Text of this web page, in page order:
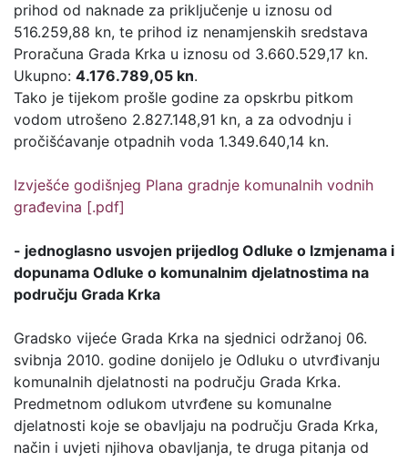
prihod od naknade za priključenje u iznosu od
516.259,88 kn, te prihod iz nenamjenskih sredstava
Proračuna Grada Krka u iznosu od 3.660.529,17 kn.
Ukupno: 4.176.789,05 kn.
Tako je tijekom prošle godine za opskrbu pitkom
vodom utrošeno 2.827.148,91 kn, a za odvodnju i
pročišćavanje otpadnih voda 1.349.640,14 kn.
Izvješće godišnjeg Plana gradnje komunalnih vodnih
građevina [.pdf]
- jednoglasno usvojen prijedlog Odluke o Izmjenama i
dopunama Odluke o komunalnim djelatnostima na
području Grada Krka
Gradsko vijeće Grada Krka na sjednici održanoj 06.
svibnja 2010. godine donijelo je Odluku o utvrđivanju
komunalnih djelatnosti na području Grada Krka.
Predmetnom odlukom utvrđene su komunalne
djelatnosti koje se obavljaju na području Grada Krka,
način i uvjeti njihova obavljanja, te druga pitanja od